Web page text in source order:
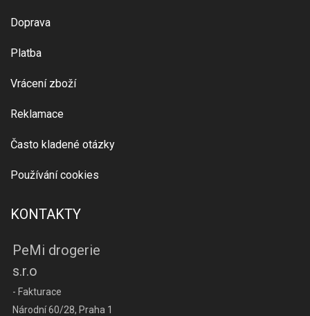
Doprava
Platba
Vrácení zboží
Reklamace
Často kladené otázky
Používání cookies
KONTAKTY
PeMi drogerie
s.r.o
- Fakturace
Národní 60/28, Praha 1